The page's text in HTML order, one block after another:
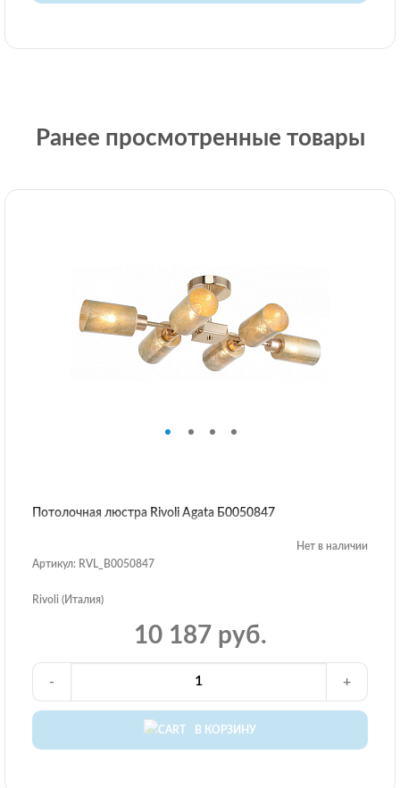
Ранее просмотренные товары
Потолочная люстра Rivoli Agata Б0050847
Нет в наличии
Артикул: RVL_B0050847
Rivoli (Италия)
10 187 руб.
В КОРЗИНУ
- +